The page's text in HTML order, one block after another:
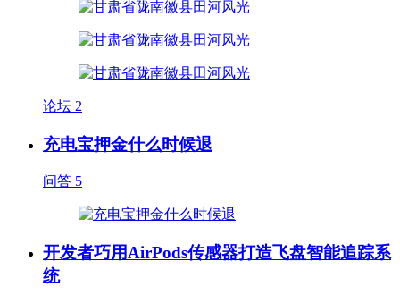
论坛 2
充电宝押金什么时候退
问答 5
开发者巧用AirPods传感器打造飞盘智能追踪系
统